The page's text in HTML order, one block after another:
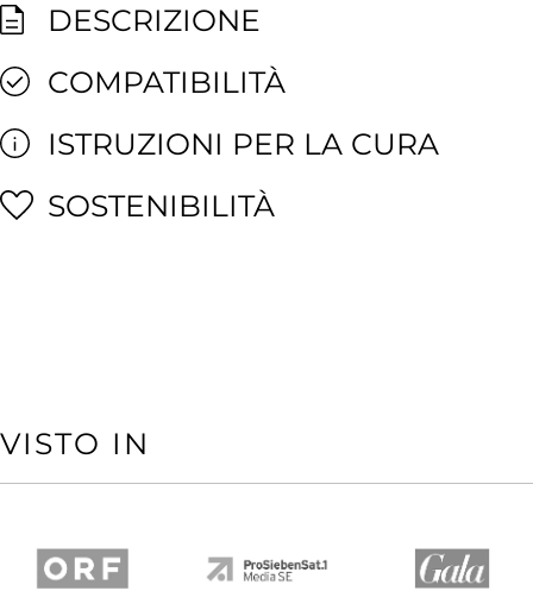
DESCRIZIONE
COMPATIBILITÀ
ISTRUZIONI PER LA CURA
SOSTENIBILITÀ
VISTO IN